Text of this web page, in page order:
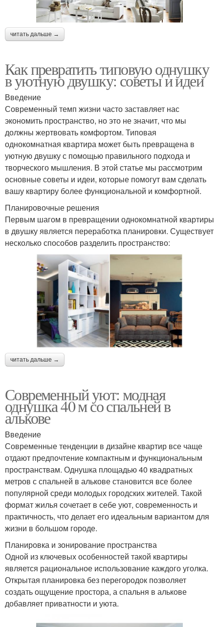
читать дальше →
Как превратить типовую однушку
в уютную двушку: советы и идеи
Введение
Современный темп жизни часто заставляет нас
экономить пространство, но это не значит, что мы
должны жертвовать комфортом. Типовая
однокомнатная квартира может быть превращена в
уютную двушку с помощью правильного подхода и
творческого мышления. В этой статье мы рассмотрим
основные советы и идеи, которые помогут вам сделать
вашу квартиру более функциональной и комфортной.
Планировочные решения
Первым шагом в превращении однокомнатной квартиры
в двушку является переработка планировки. Существует
несколько способов разделить пространство:
читать дальше →
Современный уют: модная
однушка 40 м со спальней в
алькове
Введение
Современные тенденции в дизайне квартир все чаще
отдают предпочтение компактным и функциональным
пространствам. Однушка площадью 40 квадратных
метров с спальней в алькове становится все более
популярной среди молодых городских жителей. Такой
формат жилья сочетает в себе уют, современность и
практичность, что делает его идеальным вариантом для
жизни в большом городе.
Планировка и зонирование пространства
Одной из ключевых особенностей такой квартиры
является рациональное использование каждого уголка.
Открытая планировка без перегородок позволяет
создать ощущение простора, а спальня в алькове
добавляет приватности и уюта.